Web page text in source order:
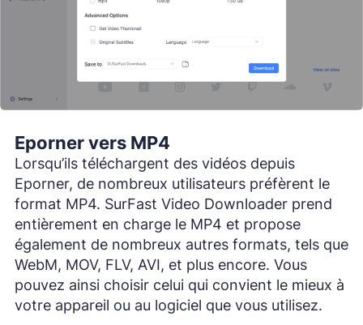
Eporner vers MP4
Lorsqu’ils téléchargent des vidéos depuis
Eporner, de nombreux utilisateurs préfèrent le
format MP4. SurFast Video Downloader prend
entièrement en charge le MP4 et propose
également de nombreux autres formats, tels que
WebM, MOV, FLV, AVI, et plus encore. Vous
pouvez ainsi choisir celui qui convient le mieux à
votre appareil ou au logiciel que vous utilisez.